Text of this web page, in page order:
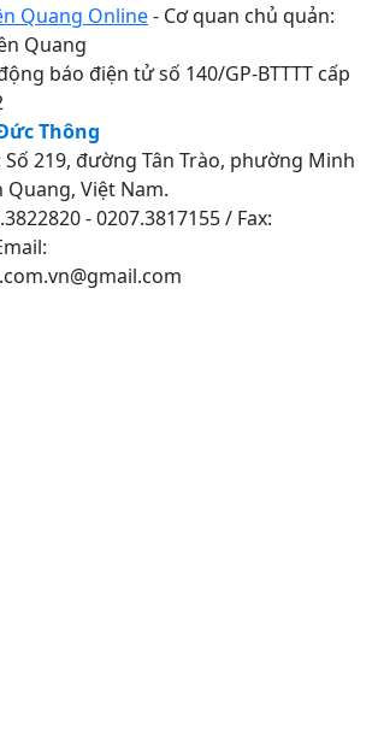
Quang Online- Cơ quan chủ quản:
Quang
báo điện tử số 140/GP-BTTTT cấp
Thông
Số 219, đường Tân Trào, phường Minh
Quang, Việt Nam.
- 0207.3817155 / Fax: